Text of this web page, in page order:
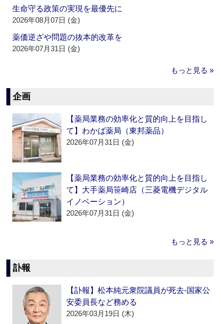
生命守る政策の実現を最優先に
2026年08月07日 (金)
薬価逆ざや問題の抜本的改革を
2026年07月31日 (金)
もっと見る »
企画
【薬局業務の効率化と質的向上を目指し
て】わかば薬局（東邦薬品）
2026年07月31日 (金)
【薬局業務の効率化と質的向上を目指し
て】大手薬局笹崎店（三菱電機デジタル
イノベーション）
2026年07月31日 (金)
もっと見る »
訃報
【訃報】松本純元衆院議員が死去‐国家公
安委員長など務める
2026年03月19日 (木)